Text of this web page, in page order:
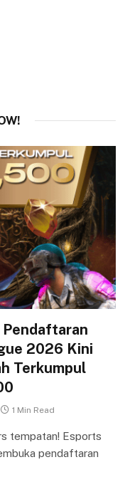
Pendaftaran
2026 Kini
Terkumpul
1 Min Read
tempatan! Esports
pendaftaran